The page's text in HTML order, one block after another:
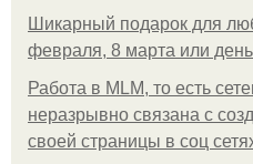
Шикарный подарок для
февраля, 8 марта или
Работа в MLM, то есть
неразрывно связана с
своей страницы в соц